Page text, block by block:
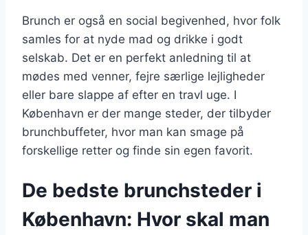
Brunch er også en social begivenhed, hvor folk
samles for at nyde mad og drikke i godt
selskab. Det er en perfekt anledning til at
mødes med venner, fejre særlige lejligheder
eller bare slappe af efter en travl uge. I
København er der mange steder, der tilbyder
brunchbuffeter, hvor man kan smage på
forskellige retter og finde sin egen favorit.
De bedste brunchsteder i
København: Hvor skal man